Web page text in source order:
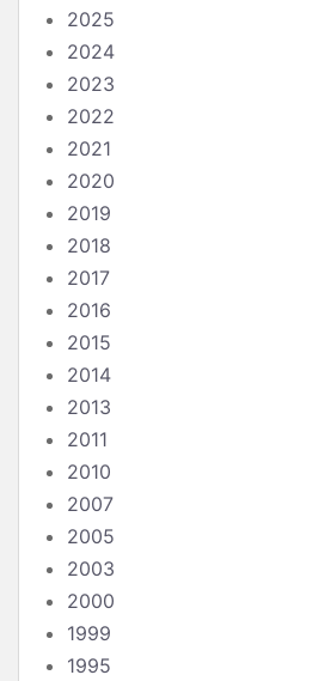
2025
2024
2023
2022
2021
2020
2019
2018
2017
2016
2015
2014
2013
2011
2010
2007
2005
2003
2000
1999
1995